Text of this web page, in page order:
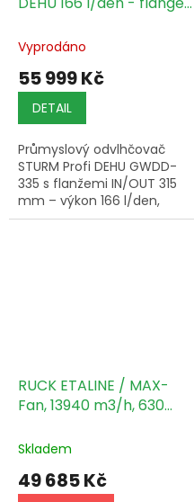
Vyprodáno
55 999 Kč
DETAIL
Průmyslový odvlhčovač
STURM Profi DEHU GWDD-
335 s flanžemi IN/OUT 315
mm – výkon 166 l/den,
průtok 1 530 m³/h, pro
RUCK ETALINE / MAX-
Fan, 13940 m3/h, 630
Skladem
49 685 Kč